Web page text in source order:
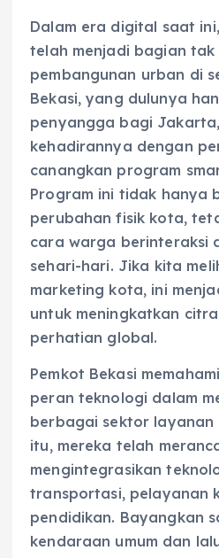
Dalam era digital saat
telah menjadi bagian
pembangunan urban di
Bekasi, yang dulunya
penyangga bagi
kehadirannya dengan
canangkan program
Program ini tidak hanya
perubahan fisik kota,
cara warga berinteraksi
sehari-hari. Jika kita
marketing kota, ini
untuk meningkatkan
perhatian global.
Pemkot Bekasi
peran teknologi dalam
berbagai sektor layanan
itu, mereka telah
mengintegrasikan
transportasi, pelayanan
pendidikan. Bayangkan
kendaraan umum dan